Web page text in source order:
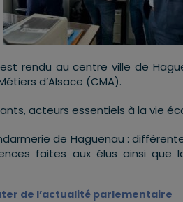
rendu au centre ville de
d’Alsace (CMA).
acteurs essentiels à la vie
de Haguenau :
faites aux élus ainsi que
de l’actualité parlementaire